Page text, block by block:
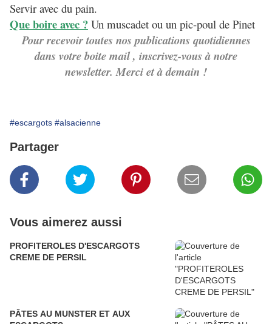
Servir avec du pain.
Que boire avec ? Un muscadet ou un pic-poul de Pinet
Pour recevoir toutes nos publications quotidiennes
dans votre boite mail , inscrivez-vous à notre
newsletter. Merci et à demain !
#escargots #alsacienne
Partager
Vous aimerez aussi
PROFITEROLES D'ESCARGOTS
CREME DE PERSIL
PÂTES AU MUNSTER ET AUX